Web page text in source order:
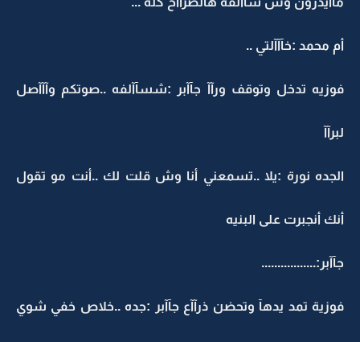
أم محمد :خآآآلتي ..
فوزيه تدخل وتوقف ورآآ جآآبر :شسآآلفه ..صوتكم وآآآصل
لبرآآ
الجده نورة :يلا ..تسمعني أنا وش قلت لك ..أنت مو تقول
أنك أنجبرت على البنيه
جآآبر:.................
فوزية تمد يدهآ وتحضن ذرآآع جآآبر :جده ..خلاص خفي شوي